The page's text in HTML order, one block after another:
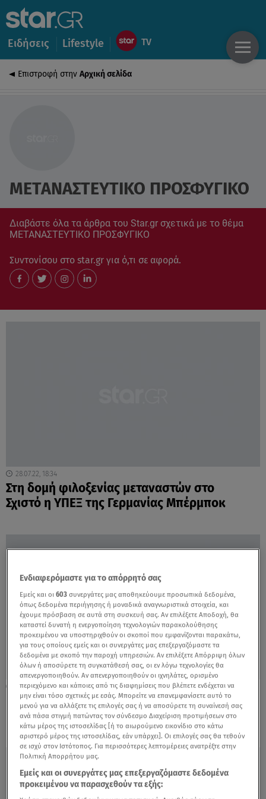
Ειδήσεις Lifestyle
Επιστροφή στην Αρχική σελίδα
ΜΕΤΑΝΑΣΤΕΥΤΙΚΟ ΠΡΟΣΦΥΓΙΚΟ
Διαβάστε όλα τα άρθρα του Star.gr σχετικά με το θέμα
ΜΕΤΑΝΑΣΤΕΥΤΙΚΟ ΠΡΟΣΦΥΓΙΚΟ
Συντονίσου στο star.gr για ό,τι σε αφορά.
28.07.22, 18:34
Στη δομή φιλοξενίας μεταναστών στο
Σχιστό η ΥΠΕΞ της Γερμανίας Μπέρμποκ
30.07.21, 09:25
Επιχείρηση διάσωσης μετά από ναυάγιο
κοντά στη Λέσβο - Τρεις αγνοούμενοι
Ενδιαφερόμαστε για το απόρρητό σας
Εμείς και οι603 συνεργάτες μας αποθηκεύουμε προσωπικά δεδομένα,
όπως δεδομένα περιήγησης ή μοναδικά αναγνωριστικά στοιχεία, και
έχουμε πρόσβαση σε αυτά στη συσκευή σας. Αν επιλέξετε Αποδοχή, θα
καταστεί δυνατή η ενεργοποίηση τεχνολογιών παρακολούθησης
προκειμένου να υποστηριχθούν οι σκοποί που εμφανίζονται παρακάτω,
για τους οποίους εμείς και οι συνεργάτες μας επεξεργαζόμαστε τα
δεδομένα με σκοπό την παροχή υπηρεσιών. Αν επιλέξετε Απόρριψη όλων
όλων ή αποσύρετε τη συγκατάθεσή σας, οι εν λόγω τεχνολογίες θα
απενεργοποιηθούν. Αν απενεργοποιηθούν οι ιχνηλάτες, ορισμένο
περιεχόμενο και κάποιες από τις διαφημίσεις που βλέπετε ενδέχεται να
μην είναι τόσο σχετικές με εσάς. Μπορείτε να επανεμφανίσετε αυτό το
μενού για να αλλάξετε τις επιλογές σας ή να αποσύρετε τη συναίνεσή σας
ανά πάσα στιγμή πατώντας τον σύνδεσμο Διαχείριση προτιμήσεων στο
κάτω μέρος της ιστοσελίδας [ή το αιωρούμενο εικονίδιο στο κάτω
αριστερό μέρος της ιστοσελίδας, εάν υπάρχει]. Οι επιλογές σας θα τεθούν
σε ισχύ στον Ιστότοπος. Για περισσότερες λεπτομέρειες ανατρέξτε στην
Πολιτική Απορρήτου μας.
Εμείς και οι συνεργάτες μας επεξεργαζόμαστε δεδομένα
προκειμένου να παρασχεθούν τα εξής: